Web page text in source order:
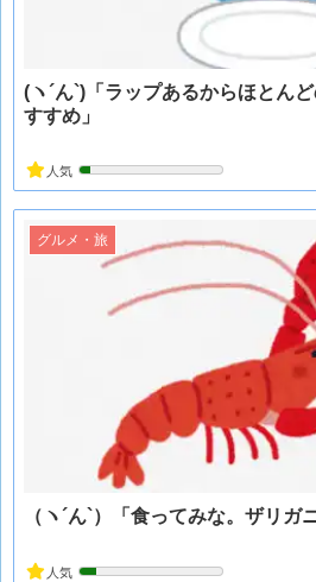
(ヽ´ん`)「ラップあるからほとん
すすめ」
人気
グルメ・旅
（ヽ´ん`）「食ってみな。ザリガ
人気